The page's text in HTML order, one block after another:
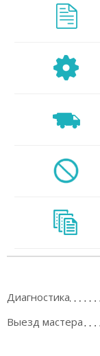
Диагностика
Выезд мастера